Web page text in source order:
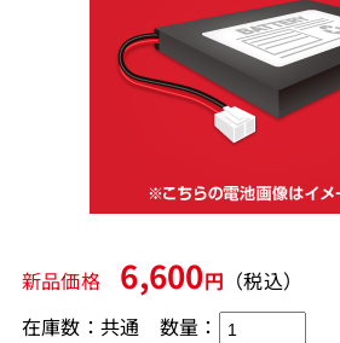
新品価格 6,600円 （税込）
在庫数：共通 数量：